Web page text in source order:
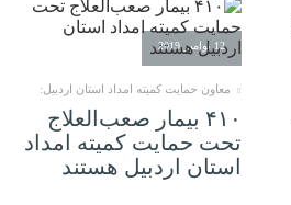
12 نوامبر 2019
معاون حمایت کمیته امداد استان اردبیل:
۴۱۰ بیمار صعب‌العلاج
تحت حمایت کمیته امداد
استان اردبیل هستند